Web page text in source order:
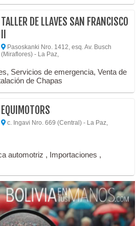
TALLER DE LLAVES SAN FRANCISCO
Pasoskanki Nro. 1412, esq. Av. Busch
(Miraflores) - La Paz,
Servicios de emergencia, Venta de
de Chapas
EQUIMOTORS
c. Ingavi Nro. 669 (Central) - La Paz,
automotriz , Importaciones ,